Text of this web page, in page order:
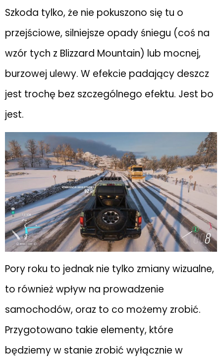
Szkoda tylko, że nie pokuszono się tu o
przejściowe, silniejsze opady śniegu (coś na
wzór tych z Blizzard Mountain) lub mocnej,
burzowej ulewy. W efekcie padający deszcz
jest trochę bez szczególnego efektu. Jest bo
jest.
Pory roku to jednak nie tylko zmiany wizualne,
to również wpływ na prowadzenie
samochodów, oraz to co możemy zrobić.
Przygotowano takie elementy, które
będziemy w stanie zrobić wyłącznie w